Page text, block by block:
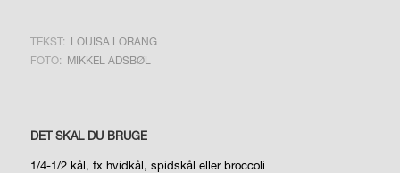
TEKST: LOUISA LORANG
FOTO: MIKKEL ADSBØL
DET SKAL DU BRUGE
1/4-1/2 kål, fx hvidkål, spidskål eller broccoli